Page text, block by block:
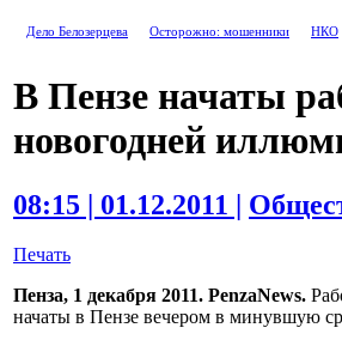
Дело Белозерцева Осторожно: мошенники НКО
В Пензе начаты
новогодней
08:15 | 01.12.2011 |
Печать
Пенза, 1 декабря 2011. PenzaNews.
начаты в Пензе вечером в минувшую